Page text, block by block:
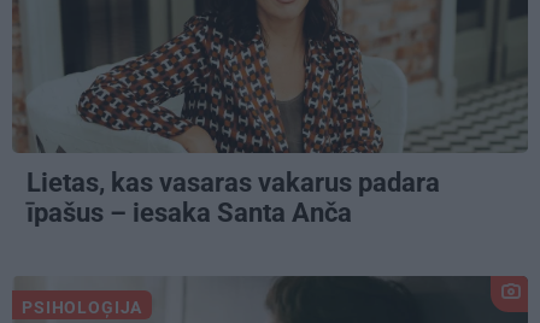
Lietas, kas vasaras vakarus padara
īpašus – iesaka Santa Anča
PSIHOLOĢIJA